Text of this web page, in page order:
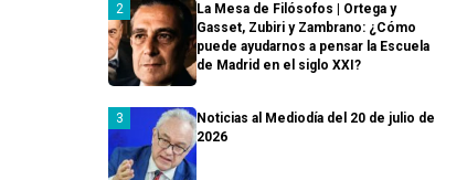
La Mesa de Filósofos | Ortega y
Gasset, Zubiri y Zambrano: ¿Cómo
puede ayudarnos a pensar la Escuela
de Madrid en el siglo XXI?
Noticias al Mediodía del 20 de julio de
2026